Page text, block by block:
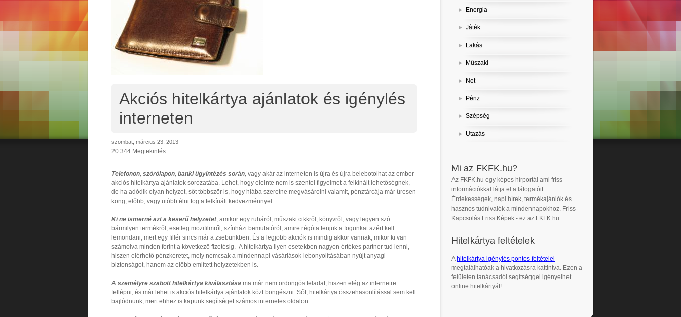
Akciós hitelkártya ajánlatok és igénylés
interneten
szombat, március 23, 2013
20 344 Megtekintés
Telefonon, szórólapon, banki ügyintézés során, vagy akár az interneten is újra és újra belebotolhat az ember
akciós hitelkártya ajánlatok sorozatába. Lehet, hogy eleinte nem is szentel figyelmet a felkínált lehetőségnek,
de ha adódik olyan helyzet, sőt többször is, hogy hiába szeretne megvásárolni valamit, pénztárcája már üresen
kong, előbb, vagy utóbb élni fog a felkínált kedvezménnyel.
Ki ne ismerné azt a keserű helyzetet, amikor egy ruháról, műszaki cikkről, könyvről, vagy legyen szó
bármilyen termékről, esetleg mozifilmről, színházi bemutatóról, amire régóta fenjük a fogunkat azért kell
lemondani, mert egy fillér sincs már a zsebünkben. És a legjobb akciók is mindig akkor vannak, mikor ki van
számolva minden forint a következő fizetésig. A hitelkártya ilyen esetekben nagyon értékes partner tud lenni,
hiszen elérhető pénzkeretet, mely nemcsak a mindennapi vásárlások lebonyolításában nyújt anyagi
biztonságot, hanem az előbb említett helyzetekben is.
A személyre szabott hitelkártya kiválasztása ma már nem ördöngös feladat, hiszen elég az internetre
fellépni, és már lehet is akciós hitelkártya ajánlatok közt böngészni. Sőt, hitelkártya összehasonlítással sem kell
bajlódnunk, mert ehhez is kapunk segítséget számos internetes oldalon.
Energia
Játék
Lakás
Műszaki
Net
Pénz
Szépség
Utazás
Mi az FKFK.hu?
Az FKFK.hu egy képes hírportál ami friss
információkkal látja el a látogatóit.
Érdekességek, napi hírek, termékajánlók és
hasznos tudnivalók a mindennapokhoz. Friss
Kapcsolás Friss Képek - ez az FKFK.hu
Hitelkártya feltételek
Ahitelkártya igénylés pontos feltételei
megtalálhatóak a hivatkozásra kattintva. Ezen a
felületen tanácsadói segítséggel igényelhet
online hitelkártyát!